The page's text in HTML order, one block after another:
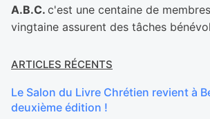
A.B.C. c'est une centaine de
vingtaine assurent des tâches
ARTICLES RÉCENTS
Le Salon du Livre Chrétien revient à
deuxième édition !